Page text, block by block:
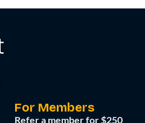
For Members
Refer a member for $250